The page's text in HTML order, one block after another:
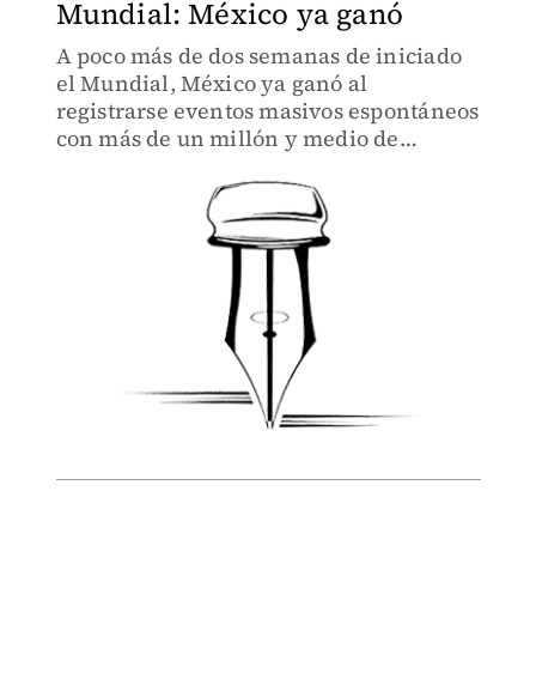
Mundial: México ya ganó
A poco más de dos semanas de iniciado
el Mundial, México ya ganó al
registrarse eventos masivos espontáneos
con más de un millón y medio de
incidentes mayores.